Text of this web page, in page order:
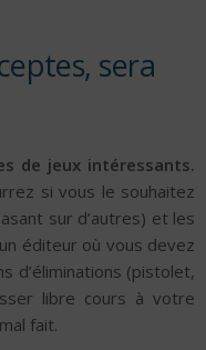
sera
de jeux intéressants.
si vous le souhaitez
sur d’autres) et les
éditeur où vous devez
d’éliminations (pistolet,
libre cours à votre
fait.